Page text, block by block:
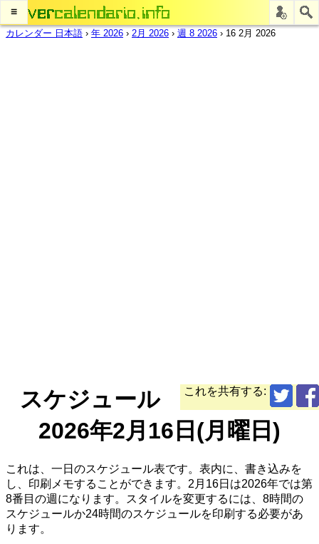
≡
カレンダー 日本語 › 年 2026 › 2月 2026 › 週 8 2026 › 16 2月 2026
これを共有する:
スケジュール
2026年2月16日(月曜日)
これは、一日のスケジュール表です。表内に、書き込みを
し、印刷メモすることができます。2月16日は2026年では第
8番目の週になります。スタイルを変更するには、8時間の
スケジュールか24時間のスケジュールを印刷する必要があ
ります。